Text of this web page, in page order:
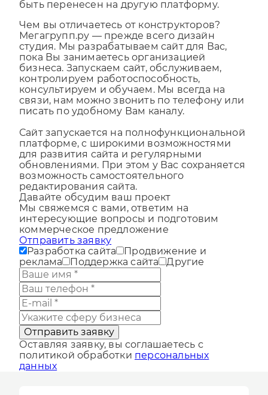
Мегагрупп.ру — прежде всего дизайн
студия. Мы разрабатываем сайт для Вас,
пока Вы занимаетесь организацией
бизнеса. Запускаем сайт, обслуживаем,
контролируем работоспособность,
консультируем и обучаем. Мы всегда на
связи, нам можно звонить по телефону или
писать по удобному Вам каналу.
платформе, с широкими возможностями
для развития сайта и регулярными
обновлениями. При этом у Вас сохраняется
возможность самостоятельного
редактирования сайта.
Давайте обсудим ваш проект
Мы свяжемся с вами, ответим на
интересующие вопросы и подготовим
коммерческое предложение
Отправить заявку
Разработка сайта
реклама
Поддержка сайта Другие
Отправить заявку
Оставляя заявку, вы соглашаетесь с
политикой обработкиперсональных
данных